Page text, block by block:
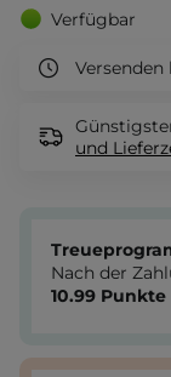
Verfügbar
Versenden
und
Nach der
10.99 Punkte